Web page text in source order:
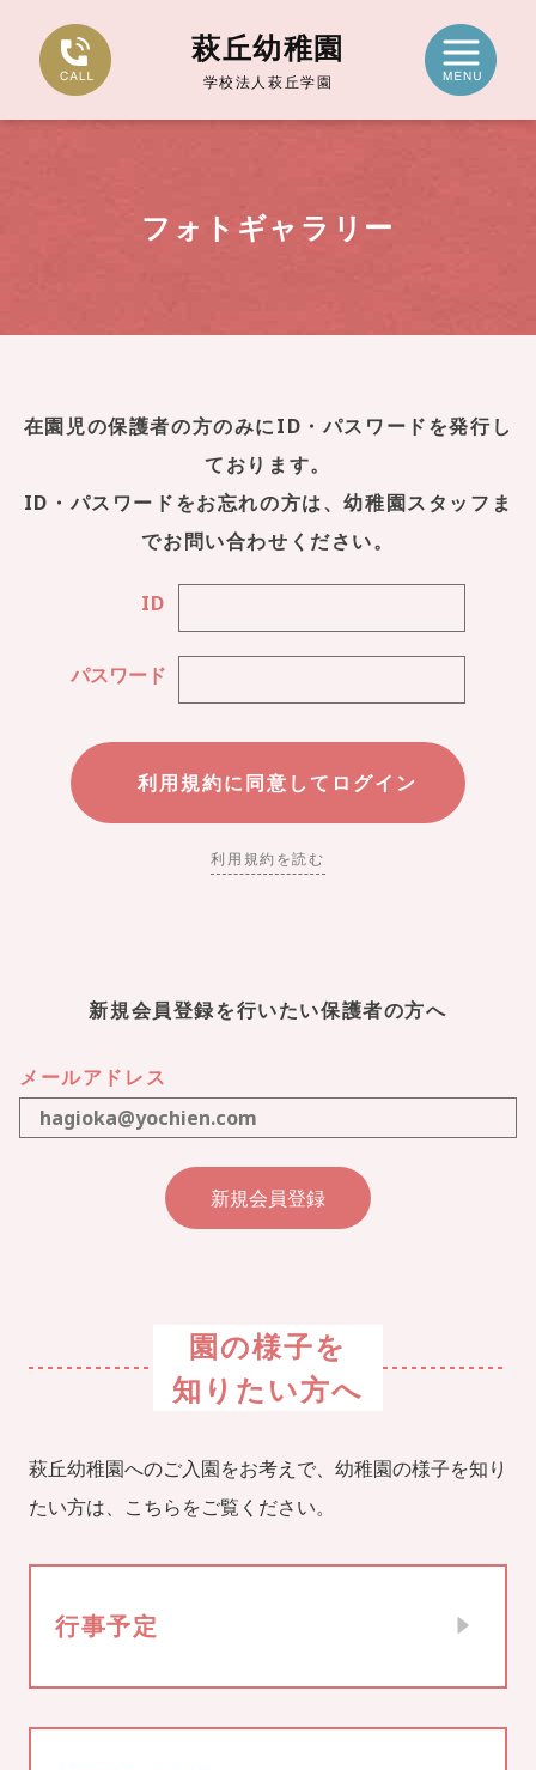
萩丘幼稚園
学校法人萩丘学園
フォトギャラリー
在園児の保護者の方のみにID・パスワードを発行し
ております。
ID・パスワードをお忘れの方は、幼稚園スタッフま
でお問い合わせください。
ID
パスワード
利用規約を読む
新規会員登録を行いたい保護者の方へ
メールアドレス
園の様子を
知りたい方へ
萩丘幼稚園へのご入園をお考えで、幼稚園の様子を知り
たい方は、こちらをご覧ください。
行事予定